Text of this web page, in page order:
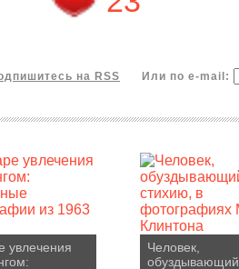
на RSS Или по e-mail:
увлечения
Человек,
обуздывающий